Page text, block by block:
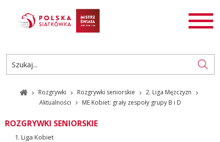
AKTUALNOŚCI
ROZGRYWKI
PL
EN
Rozgrywki Rozgrywki seniorskie
2. Liga Mężczyzn
Aktualności
ME Kobiet: grały zespoły grupy B i D
ROZGRYWKI SENIORSKIE
1. Liga Kobiet